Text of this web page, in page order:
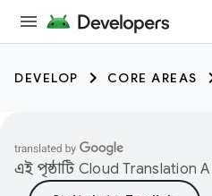
DEVELOP CORE AREAS
এই পৃষ্ঠাটি Cloud Translation